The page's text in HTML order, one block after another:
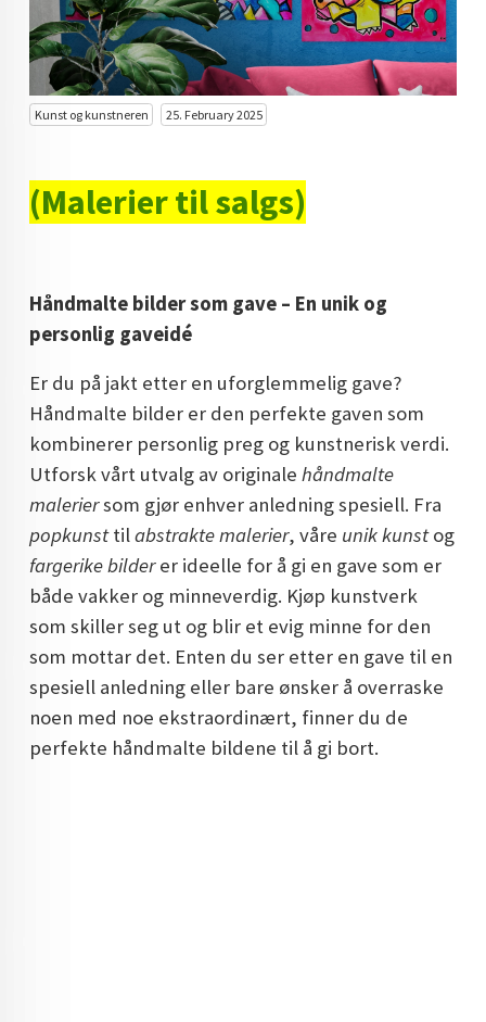
KUNST INVESTERING
KUNSTSTILER
FARGETEORI
POP ART
KUNST
KUNSTNER BLOGG - EN KUNSTNERS DAGBOK
STORE MALERIER TIL STUE
NORSK KUNST
DOPAMIN DECOR NORGE
Kunst og kunstneren 25. February 2025
(Malerier til salgs)
Håndmalte bilder som gave – En unik og
personlig gaveidé
Er du på jakt etter en uforglemmelig gave?
Håndmalte bilder er den perfekte gaven som
kombinerer personlig preg og kunstnerisk verdi.
Utforsk vårt utvalg av originalehåndmalte
maleriersom gjør enhver anledning spesiell. Fra
popkunsttilabstrakte malerier, våre unik kunstog
fargerike bilderer ideelle for å gi en gave som er
både vakker og minneverdig. Kjøp kunstverk
som skiller seg ut og blir et evig minne for den
som mottar det. Enten du ser etter en gave til en
spesiell anledning eller bare ønsker å overraske
noen med noe ekstraordinært, finner du de
perfekte håndmalte bildene til å gi bort.